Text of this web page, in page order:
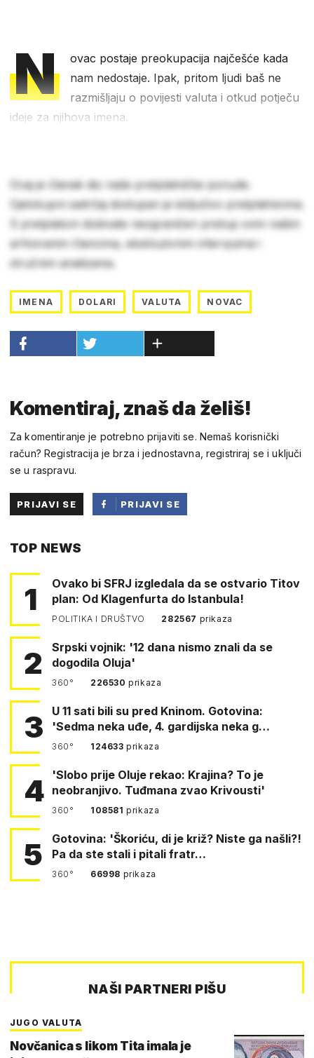
N
ovac postaje preokupacija najčešće kada
nam nedostaje. Ipak, pritom ljudi baš ne
razmišljaju o povijesti valuta i otkud potječu
ideje za njihova imena.
Ovaj je članak dio naše pretplatničke ponude.
Cjelokupni sadržaj dostupan je isključivo pretplatnicima.
S pretplatom dobivate neograničen pristup svim našim
arhiviranim člancima, ekskluzivnim intervjuima i
stručnim analizama.
IMENA DOLARI VALUTA NOVAC
Komentiraj, znaš da želiš!
Za komentiranje je potrebno prijaviti se. Nemaš korisnički
račun? Registracija je brza i jednostavna, registriraj se i uključi
se u raspravu.
PRIJAVI SE
PRIJAVI SE
TOP NEWS
1
Ovako bi SFRJ izgledala da se ostvario Titov
plan: Od Klagenfurta do Istanbula!
POLITIKA I DRUŠTVO 282567 prikaza
2
Srpski vojnik: '12 dana nismo znali da se
dogodila Oluja'
360° 226530prikaza
3
U 11 sati bili su pred Kninom. Gotovina:
'Sedma neka uđe, 4. gardijska neka g…
360° 124633prikaza
4
'Slobo prije Oluje rekao: Krajina? To je
neobranjivo. Tuđmana zvao Krivousti'
360° 108581prikaza
5
Gotovina: 'Škoriću, di je križ? Niste ga našli?!
Pa da ste stali i pitali fratr…
360° 66998 prikaza
NAŠI PARTNERI PIŠU
JUGO VALUTA
Novčanica s likom Tita imala je